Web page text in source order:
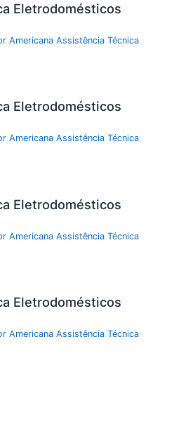
Eletrodomésticos
Americana Assistência Técnica
Eletrodomésticos
Americana Assistência Técnica
Eletrodomésticos
Americana Assistência Técnica
Eletrodomésticos
Americana Assistência Técnica